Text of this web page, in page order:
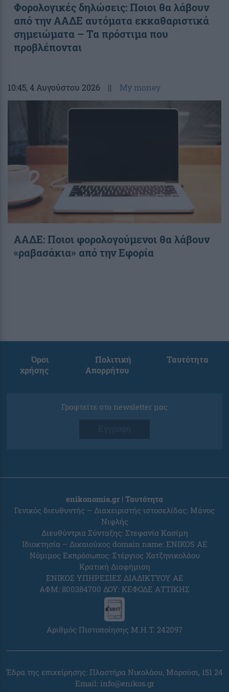
Φορολογικές δηλώσεις: Ποιοι θα λάβουν
από την ΑΑΔΕ αυτόματα εκκαθαριστικά
σημειώματα – Τα πρόστιμα που
προβλέπονται
10:45, 4 Αυγούστου 2026 || My money
ΑΑΔΕ: Ποιοι φορολογούμενοι θα λάβουν
«ραβασάκια» από την Εφορία
Όροι
χρήσης
Πολιτική
Απορρήτου
Ταυτότητα
Γραφτείτε στο newsletter μας
Εγγραφή
enikonomia.gr | Ταυτότητα
Γενικός διευθυντής – Διαχειριστής ιστοσελίδας: Μάνος
Νιφλής
Διευθύντρια Σύνταξης: Στεφανία Κασίμη
Ιδιοκτησία – Δικαιούχος domain name: ENIKOS AE
Νόμιμος Εκπρόσωπος: Στέργιος Χατζηνικολάου
Κρατική Διαφήμιση
ΕΝΙΚΟΣ ΥΠΗΡΕΣΙΕΣ ΔΙΑΔΙΚΤΥΟΥ ΑΕ
ΑΦΜ: 800384700 ΔΟΥ: ΚΕΦΟΔΕ ΑΤΤΙΚΗΣ
Αριθμός Πιστοποίησης Μ.Η.Τ. 242097
Έδρα της επιχείρησης: Πλαστήρα Νικολάου, Μαρούσι, 151 24
Email: info@enikos.gr